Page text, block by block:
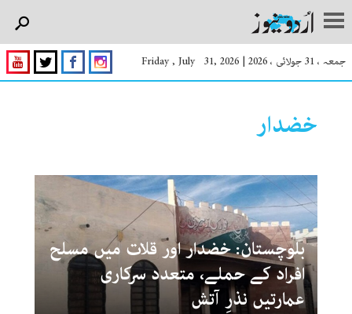
جمعہ ، 31 جولائی ، 2026 |
Friday , July 31, 2026
خضدار
بلوچستان: خضدار اور قلات میں مسلح
افراد کے حملے، متعدد سرکاری
عمارتیں نذرِ آتش